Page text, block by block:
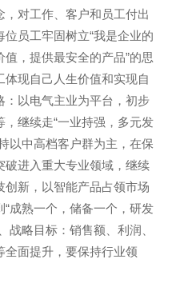
对工作、客户和员工付出
员工牢固树立“我是企业的
，提供最安全的产品”的思
现自己人生价值和实现自
：以电气主业为平台，初步
继续走“一业持强，多元发
以中高档客户群为主，在保
破进入重大专业领域，继续
创新，以智能产品占领市场
成熟一个，储备一个，研发
战略目标：销售额、利润、
面提升，要保持行业领